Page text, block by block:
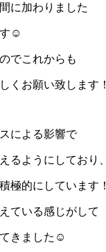
に加わりました
☺︎
でこれからも
くお願い致します！
による影響で
るようにしており、
極的にしています！
ている感じがして
きました☺︎